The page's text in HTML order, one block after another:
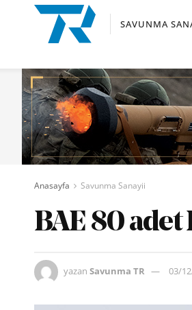
SAVUNMA
Anasayfa Savunma Sanayii
BAE 80 adet
yazan Savunma TR 03/